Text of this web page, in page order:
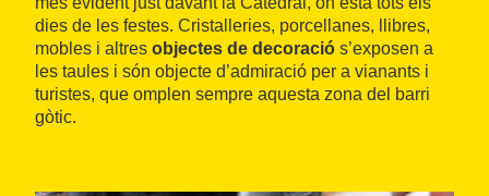
dies de les festes. Cristalleries, porcellanes, llibres,
mobles i altres objectes de decoració s’exposen a
les taules i són objecte d’admiració per a vianants i
turistes, que omplen sempre aquesta zona del barri
gòtic.